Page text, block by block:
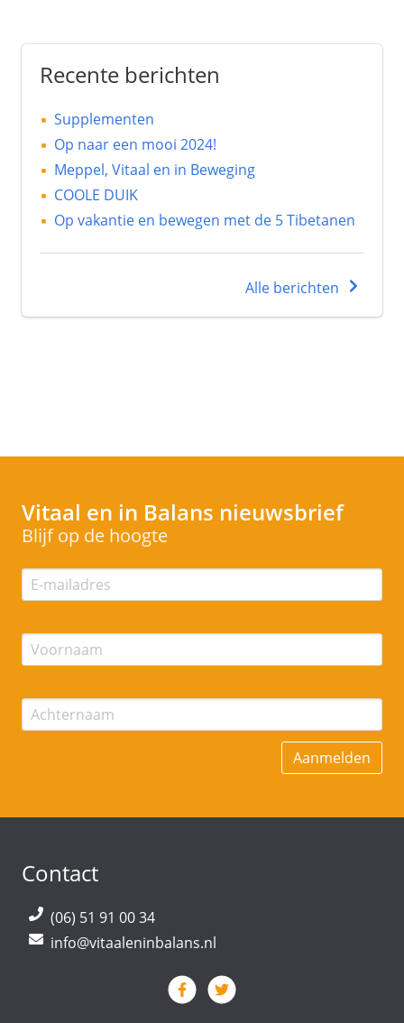
Recente berichten
Supplementen
Op naar een mooi 2024!
Meppel, Vitaal en in Beweging
COOLE DUIK
Op vakantie en bewegen met de 5 Tibetanen
Alle berichten
Vitaal en in Balans nieuwsbrief
Blijf op de hoogte
Contact
(06) 51 91 00 34
info@vitaaleninbalans.nl